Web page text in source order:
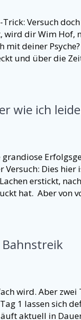
Versuch
dir Wim Hof,
deiner
und über die
wie ich
Dies hier
erstickt,
hat. Aber von
Bahnstreik
wird. Aber
1 lassen sich
aktuell in